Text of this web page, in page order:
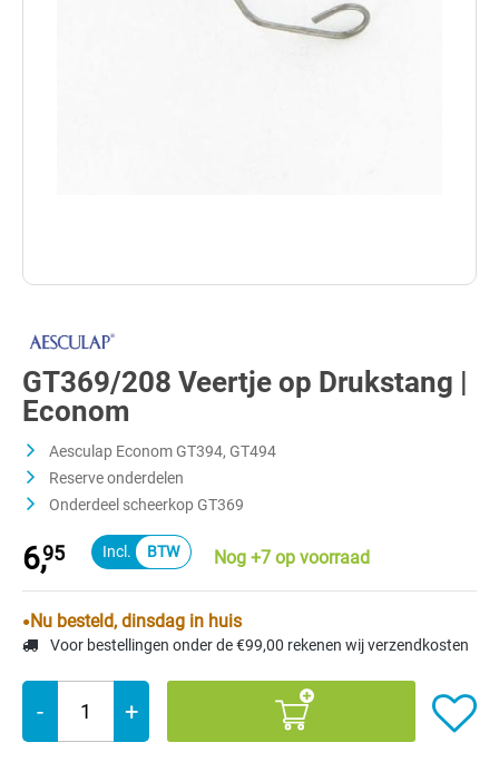
GT369/208 Veertje op Drukstang |
Econom
Aesculap Econom GT394, GT494
Reserve onderdelen
Onderdeel scheerkop GT369
6,95 Nog +7 op voorraad
Nu besteld, dinsdag in huis
Voor bestellingen onder de €99,00 rekenen wij verzendkosten
- +